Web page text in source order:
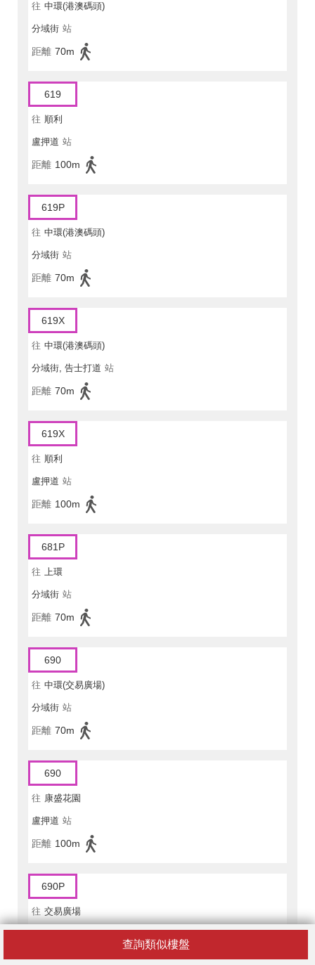
查詢類似樓盤
往 中環(港澳碼頭)
分域街 站
距離 70m
619
往 順利
盧押道 站
距離 100m
619P
往 中環(港澳碼頭)
分域街 站
距離 70m
619X
往 中環(港澳碼頭)
分域街, 告士打道 站
距離 70m
619X
往 順利
盧押道 站
距離 100m
681P
往 上環
分域街 站
距離 70m
690
往 中環(交易廣場)
分域街 站
距離 70m
690
往 康盛花園
盧押道 站
距離 100m
690P
往 交易廣場
距離 70m